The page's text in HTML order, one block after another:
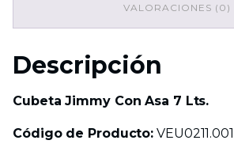
VALORACIONES (0)
Descripción
Cubeta Jimmy Con Asa 7 Lts.
Código de Producto: VEU0211.001